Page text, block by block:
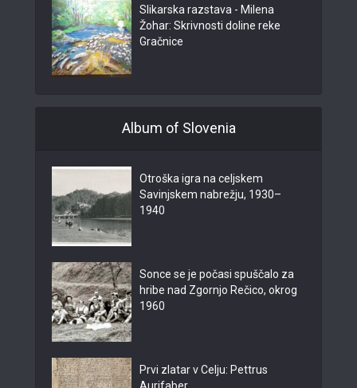
Slikarska razstava - Milena
Žohar: Skrivnosti doline reke
Gračnice
Album of Slovenia
Otroška igra na celjskem
Savinjskem nabrežju, 1930–
1940
Sonce se je počasi spuščalo za
hribe nad Zgornjo Rečico, okrog
1960
Prvi zlatar v Celju: Pettrus